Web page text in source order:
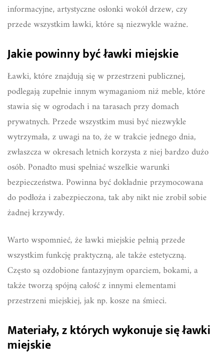
informacyjne, artystyczne osłonki wokół drzew, czy
przede wszystkim ławki, które są niezwykle ważne.
Jakie powinny być ławki miejskie
Ławki, które znajdują się w przestrzeni publicznej,
podlegają zupełnie innym wymaganiom niż meble, które
stawia się w ogrodach i na tarasach przy domach
prywatnych. Przede wszystkim musi być niezwykle
wytrzymała, z uwagi na to, że w trakcie jednego dnia,
zwłaszcza w okresach letnich korzysta z niej bardzo dużo
osób. Ponadto musi spełniać wszelkie warunki
bezpieczeństwa. Powinna być dokładnie przymocowana
do podłoża i zabezpieczona, tak aby nikt nie zrobił sobie
żadnej krzywdy.
Warto wspomnieć, że ławki miejskie pełnią przede
wszystkim funkcję praktyczną, ale także estetyczną.
Często są ozdobione fantazyjnym oparciem, bokami, a
także tworzą spójną całość z innymi elementami
przestrzeni miejskiej, jak np. kosze na śmieci.
Materiały, z których wykonuje się ławki
miejskie